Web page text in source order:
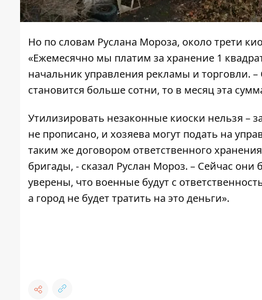
Но по словам Руслана Мороза, около трети
«Ежемесячно мы платим за хранение 1
начальник управления рекламы и торговли.
становится больше сотни, то в месяц эта
Утилизировать незаконные киоски нельзя –
не прописано, и хозяева могут подать на
таким же договором ответственного
бригады, - сказал Руслан Мороз. – Сейчас
уверены, что военные будут с
а город не будет тратить на это деньги».